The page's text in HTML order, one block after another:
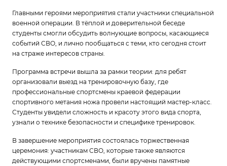
Главными героями мероприятия стали участники специальной
военной операции. В тёплой и доверительной беседе
студенты смогли обсудить волнующие вопросы, касающиеся
событий СВО, и лично пообщаться с теми, кто сегодня стоит
на страже интересов страны.
Программа встречи вышла за рамки теории: для ребят
организовали выезд на тренировочную базу, где
профессиональные спортсмены краевой федерации
спортивного метания ножа провели настоящий мастер-класс.
Студенты увидели сложность и красоту этого вида спорта,
узнали о технике безопасности и специфике тренировок.
В завершение мероприятия состоялась торжественная
церемония: участникам СВО, которые также являются
действующими спортсменами, были вручены памятные